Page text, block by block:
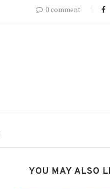
0 comment
YOU MAY ALSO